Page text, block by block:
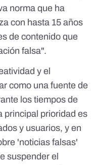
norma que ha
con hasta 15 años
de contenido que
falsa".
y el
como una fuente de
los tiempos de
principal prioridad es
y usuarios, y en
'noticias falsas'
suspender el